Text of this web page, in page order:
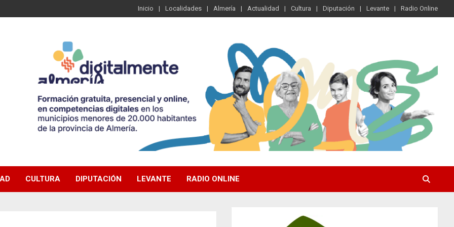
Inicio Localidades Almería Actualidad Cultura Diputación Levante Radio Online
CULTURA DIPUTACIÓN LEVANTE RADIO ONLINE